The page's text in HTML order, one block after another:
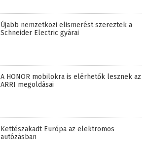
Újabb nemzetközi elismerést szereztek a
Schneider Electric gyárai
A HONOR mobilokra is elérhetők lesznek az
ARRI megoldásai
Kettészakadt Európa az elektromos
autózásban